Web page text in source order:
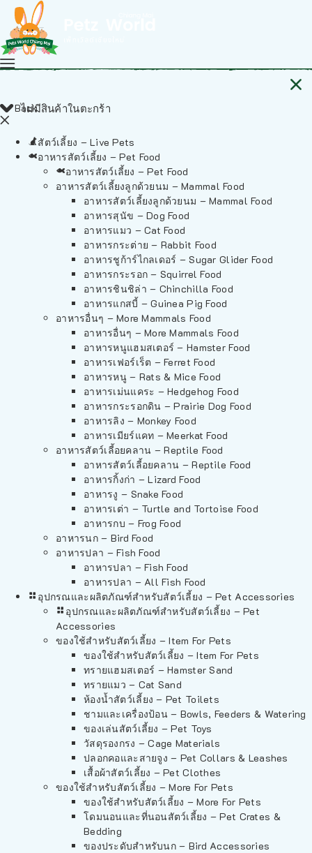
ไม่มีสินค้าในตะกร้า
Back
สัตว์เลี้ยง – Live Pets
อาหารสัตว์เลี้ยง – Pet Food
อาหารสัตว์เลี้ยง – Pet Food
อาหารสัตว์เลี้ยงลูกด้วยนม – Mammal Food
อาหารสัตว์เลี้ยงลูกด้วยนม – Mammal Food
อาหารสุนัข – Dog Food
อาหารแมว – Cat Food
อาหารกระต่าย – Rabbit Food
อาหารชูก้าร์ไกลเดอร์ – Sugar Glider Food
อาหารกระรอก – Squirrel Food
อาหารชินชิล่า – Chinchilla Food
อาหารแกสบี้ – Guinea Pig Food
อาหารอื่นๆ – More Mammals Food
อาหารอื่นๆ – More Mammals Food
อาหารหนูแฮมสเตอร์ – Hamster Food
อาหารเฟอร์เร็ต – Ferret Food
อาหารหนู – Rats & Mice Food
อาหารเม่นแคระ – Hedgehog Food
อาหารกระรอกดิน – Prairie Dog Food
อาหารลิง – Monkey Food
อาหารเมียร์แคท – Meerkat Food
อาหารสัตว์เลี้อยคลาน – Reptile Food
อาหารสัตว์เลี้อยคลาน – Reptile Food
อาหารกิ้งก่า – Lizard Food
อาหารงู – Snake Food
อาหารเต่า – Turtle and Tortoise Food
อาหารกบ – Frog Food
อาหารนก – Bird Food
อาหารปลา – Fish Food
อาหารปลา – Fish Food
อาหารปลา – All Fish Food
อุปกรณและผลิตภัณฑ์สำหรับสัตว์เลี้ยง – Pet Accessories
อุปกรณและผลิตภัณฑ์สำหรับสัตว์เลี้ยง – Pet
Accessories
ของใช้สำหรับสัตว์เลี้ยง – Item For Pets
ของใช้สำหรับสัตว์เลี้ยง – Item For Pets
ทรายแฮมสเตอร์ – Hamster Sand
ทรายแมว – Cat Sand
ห้องน้ำสัตว์เลี้ยง – Pet Toilets
ชามและเครื่องป้อน – Bowls, Feeders & Watering
ของเล่นสัตว์เลี้ยง – Pet Toys
วัสดุรองกรง – Cage Materials
ปลอกคอและสายจูง – Pet Collars & Leashes
เสื้อผ้าสัตว์เลี้ยง – Pet Clothes
ของใช้สำหรับสัตว์เลี้ยง – More For Pets
ของใช้สำหรับสัตว์เลี้ยง – More For Pets
โดมนอนและที่นอนสัตว์เลี้ยง – Pet Crates &
Bedding
ของประดับสำหรับนก – Bird Accessories